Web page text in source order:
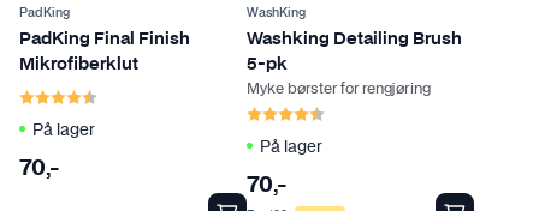
PadKing
PadKing Final Finish
Mikrofiberklut
Karakter:
På lager
70,-
o
d
u
k
t
e
WashKing
Washking Detailing Brush
5-pk
Myke børster for rengjøring
Karakter:
På lager
70,-